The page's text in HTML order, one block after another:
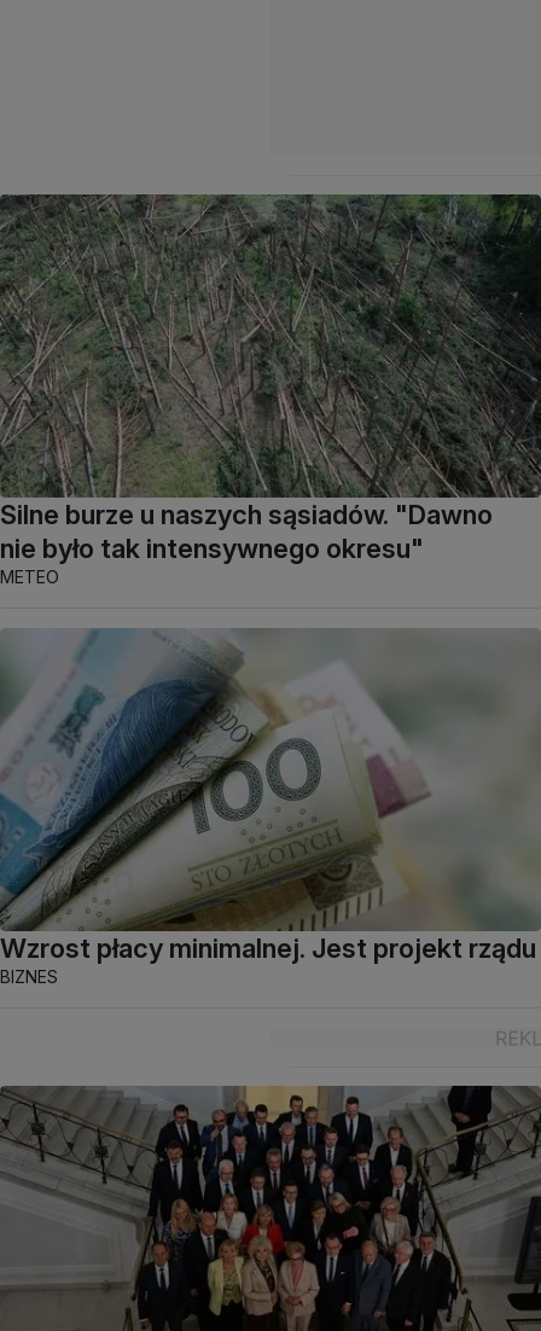
Silne burze u naszych sąsiadów. "Dawno
nie było tak intensywnego okresu"
METEO
Wzrost płacy minimalnej. Jest projekt rządu
BIZNES